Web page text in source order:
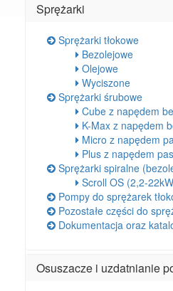
Sprężarki
Sprężarki tłokowe
Bezolejowe
Olejowe
Wyciszone
Sprężarki śrubowe
Cube z napędem
K-Max z napędem
Micro z napędem
Plus z napędem
Sprężarki spiralne
Scroll OS (2,2-
Pompy do sprężarek
Pozostałe części do
Dokumentacja oraz
Osuszacze i uzdatnianie